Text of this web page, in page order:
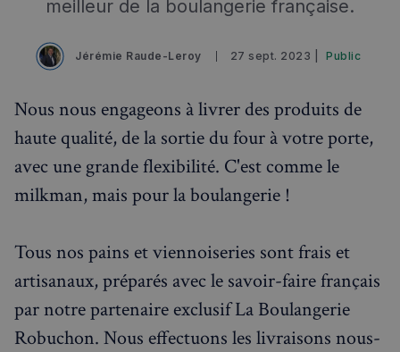
Visites guidées
Événements à venir
meilleur de la boulangerie française.
Jérémie Raude-Leroy 27 sept. 2023 | Public
Nous nous engageons à livrer des produits de
haute qualité, de la sortie du four à votre porte,
avec une grande flexibilité. C'est comme le
milkman, mais pour la boulangerie !
Tous nos pains et viennoiseries sont frais et
artisanaux, préparés avec le savoir-faire français
par notre partenaire exclusif La Boulangerie
Robuchon. Nous effectuons les livraisons nous-